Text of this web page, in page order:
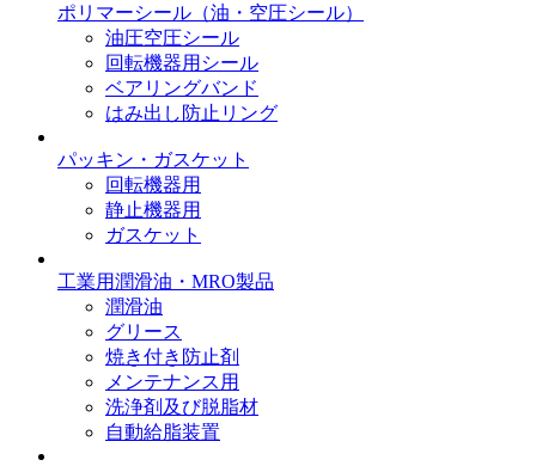
ポリマーシール （油・空圧シール）
油圧空圧シール
回転機器用シール
ベアリングバンド
はみ出し防止リング
パッキン・ガスケット
回転機器用
静止機器用
ガスケット
工業用潤滑油・MRO製品
潤滑油
グリース
焼き付き防止剤
メンテナンス用
洗浄剤及び脱脂材
自動給脂装置